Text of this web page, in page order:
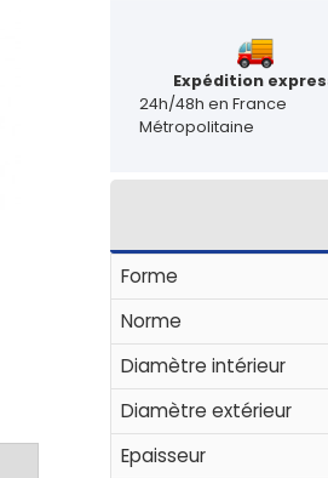
Expédition
24h/48h en France
Métropolitaine
Forme
Norme
Diamètre intérieur
Diamètre extérieur
Epaisseur